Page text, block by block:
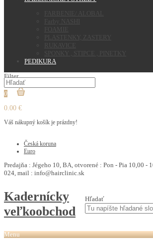
FARBENIE/ ALOBAL
Farby NASHI
FOAMIE
PLASTENKY, ZASTERY
RUKAVICE
SPONKY , STIPCE , PINETKY
PEDIKURA
Filter
0
0.00 €
Váš nákupný košík je prázdny!
Česká koruna
Euro
Predajňa : Jégeho 10, BA, otvorené : Pon - Pia 10,00 -
024, mail : info@hairclinic.sk
Kadernícky
veľkoobchod
Hľadať
Menu